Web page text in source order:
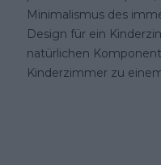
Minimalismus des
Design für ein
natürlichen
Kinderzimmer zu